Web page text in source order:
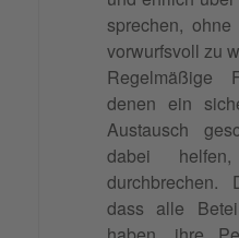
sprechen,
vorwurfsvoll zu
Regelmäßige
denen ein
Austausch
dabei
dass alle